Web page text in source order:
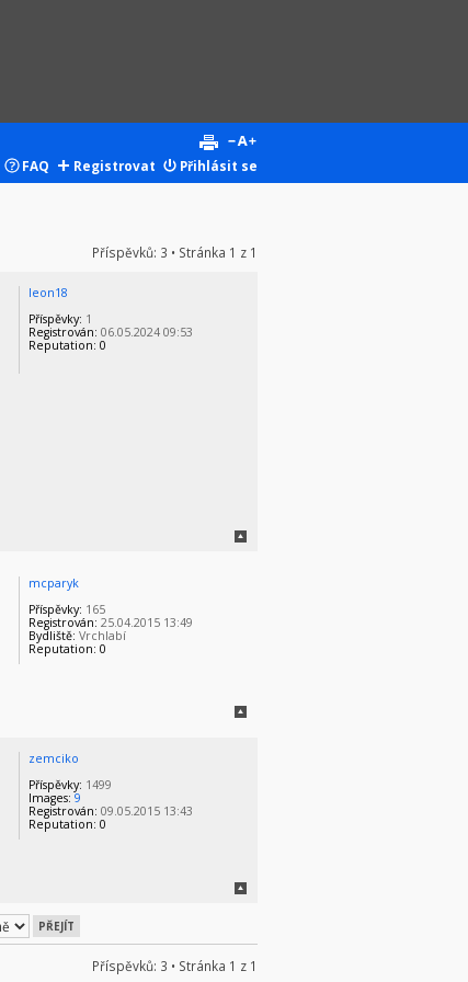
FAQ Registrovat Přihlásit se
Příspěvků: 3 • Stránka 1 z 1
leon18
Příspěvky: 1
Registrován: 06.05.2024 09:53
Reputation: 0
mcparyk
Příspěvky: 165
Registrován: 25.04.2015 13:49
Bydliště: Vrchlabí
Reputation: 0
zemciko
Příspěvky: 1499
Images: 9
Registrován: 09.05.2015 13:43
Reputation: 0
Příspěvků: 3 • Stránka 1 z 1